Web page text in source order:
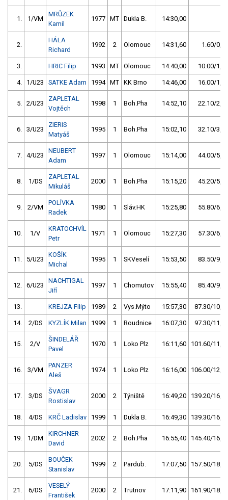
1. 1/VM
MRŮZEK
Kamil
1977 MT Dukla B. 14:30,00
2.
HÁLA
Richard
1992 2 Olomouc 14:31,60 1.60/0,2
3. HRIC Filip 1993 MT Olomouc 14:40,00 10.00/1,1
4. 1/U23 SATKE Adam 1994 MT KK Brno 14:46,00 16.00/1,8
5. 2/U23
ZAPLETAL
Vojtěch
1998 1 Boh.Pha 14:52,10 22.10/2,5
6. 3/U23
ZIERIS
Matyáš
1995 1 Boh.Pha 15:02,10 32.10/3,7
7. 4/U23
NEUBERT
Adam
1997 1 Olomouc 15:14,00 44.00/5,1
8. 1/DS
ZAPLETAL
Mikuláš
2000 1 Boh.Pha 15:15,20 45.20/5,2
9. 2/VM
POLÍVKA
Radek
1980 1 Sláv.HK 15:25,80 55.80/6,4
10. 1/V
KRATOCHVÍL
Petr
1971 1 Olomouc 15:27,30 57.30/6,6
11. 5/U23
KOŠÍK
Michal
1995 1 SKVeselí 15:53,50 83.50/9,6
12. 6/U23
NACHTIGAL
Jiří
1997 1 Chomutov 15:55,40 85.40/9,8
13. KREJZA Filip 1989 2 Vys.Mýto 15:57,30 87.30/10,0
14. 2/DS KYZLÍK Milan 1999 1 Roudnice 16:07,30 97.30/11,2
15. 2/V
ŠINDELÁŘ
Pavel
1970 1 Loko Plz 16:11,60 101.60/11,7
16. 3/VM
PANZER
Aleš
1974 1 Loko Plz 16:16,00 106.00/12,2
17. 3/DS
ŠVAGR
Rostislav
2000 2 Týniště 16:49,20 139.20/16,0
18. 4/DS KRČ Ladislav 1999 1 Dukla B. 16:49,30 139.30/16,0
19. 1/DM
KIRCHNER
David
2002 2 Boh.Pha 16:55,40 145.40/16,7
20. 5/DS
BOUČEK
Stanislav
1999 2 Pardub. 17:07,50 157.50/18,1
21. 6/DS
VESELÝ
František
2000 2 Trutnov 17:11,90 161.90/18,6